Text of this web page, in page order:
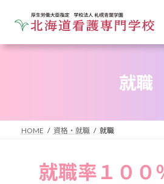
ン
ー
就職
HOME 資格・就職 就職
就職率１００